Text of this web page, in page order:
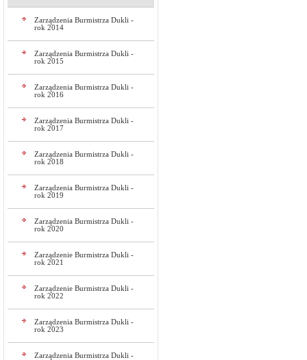
Zarządzenia Burmistrza Dukli -
rok 2014
Zarządzenia Burmistrza Dukli -
rok 2015
Zarządzenia Burmistrza Dukli -
rok 2016
Zarządzenia Burmistrza Dukli -
rok 2017
Zarządzenia Burmistrza Dukli -
rok 2018
Zarządzenia Burmistrza Dukli -
rok 2019
Zarządzenia Burmistrza Dukli -
rok 2020
Zarządzenie Burmistrza Dukli -
rok 2021
Zarządzenie Burmistrza Dukli -
rok 2022
Zarządzenia Burmistrza Dukli -
rok 2023
Zarządzenia Burmistrza Dukli -